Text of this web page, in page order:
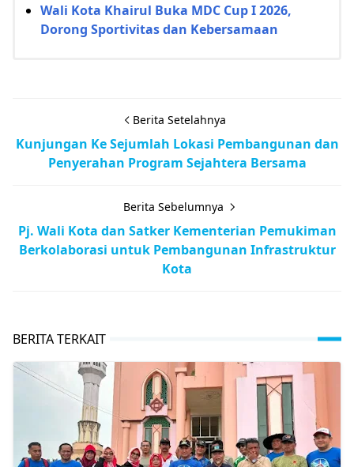
Wali Kota Khairul Buka MDC Cup I 2026,
Dorong Sportivitas dan Kebersamaan
Berita Setelahnya
Kunjungan Ke Sejumlah Lokasi Pembangunan dan
Penyerahan Program Sejahtera Bersama
Berita Sebelumnya
Pj. Wali Kota dan Satker Kementerian Pemukiman
Berkolaborasi untuk Pembangunan Infrastruktur
Kota
BERITA TERKAIT